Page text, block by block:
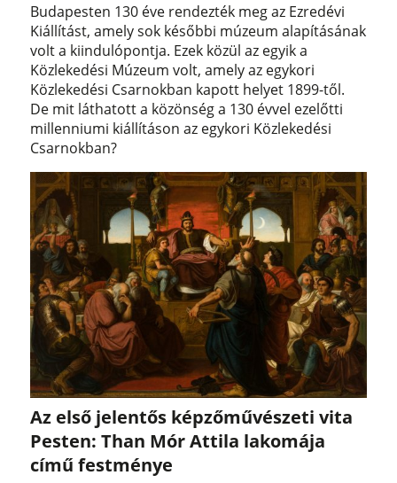
Budapesten 130 éve rendezték meg az Ezredévi
Kiállítást, amely sok későbbi múzeum alapításának
volt a kiindulópontja. Ezek közül az egyik a
Közlekedési Múzeum volt, amely az egykori
Közlekedési Csarnokban kapott helyet 1899-től.
De mit láthatott a közönség a 130 évvel ezelőtti
millenniumi kiállításon az egykori Közlekedési
Csarnokban?
Az első jelentős képzőművészeti vita
Pesten: Than Mór Attila lakomája
című festménye